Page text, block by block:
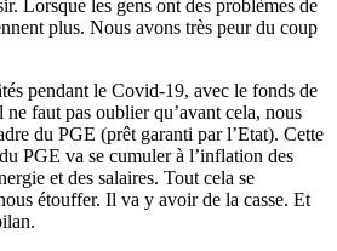
Lorsque les gens ont des problèmes de
plus. Nous avons très peur du coup
pendant le Covid-19, avec le fonds de
faut pas oublier qu’avant cela, nous
du PGE (prêt garanti par l’Etat). Cette
PGE va se cumuler à l’inflation des
et des salaires. Tout cela se
étouffer. Il va y avoir de la casse. Et